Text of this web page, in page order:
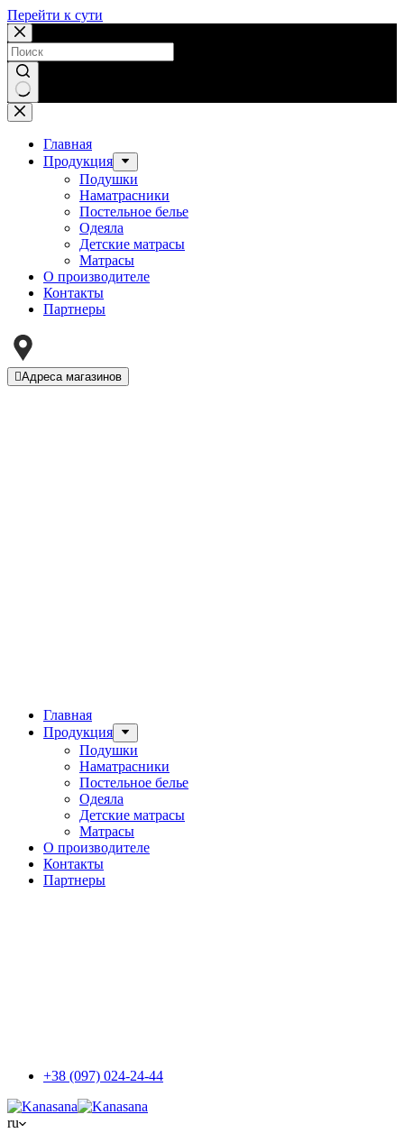
Перейти к сути
Ничего
не
найденоГлавная
Продукция
Подушки
Наматрасники
Постельное белье
Одеяла
Детские матрасы
Матрасы
О производителе
Контакты
Партнеры
Адреса магазинов
Главная
Продукция
Подушки
Наматрасники
Постельное белье
Одеяла
Детские матрасы
Матрасы
О производителе
Контакты
Партнеры
+38 (097) 024-24-44
ru